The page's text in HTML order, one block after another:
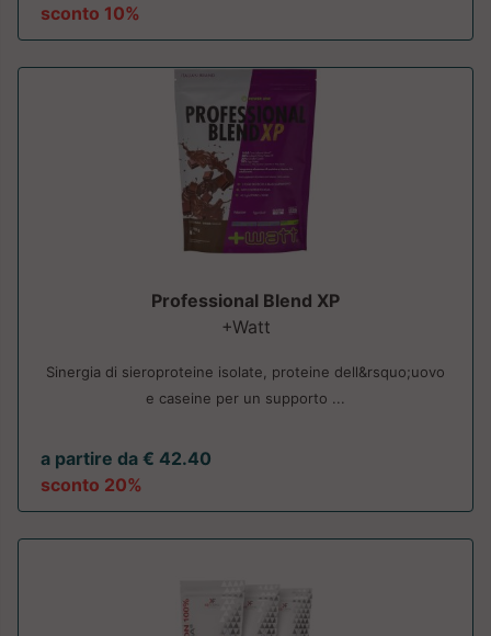
sconto 10%
Professional Blend XP
+Watt
Sinergia di sieroproteine isolate, proteine dell&rsquo;uovo
e caseine per un supporto ...
a partire da € 42.40
sconto 20%